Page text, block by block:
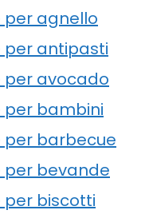
per agnello
per antipasti
per avocado
per bambini
per barbecue
per bevande
per biscotti